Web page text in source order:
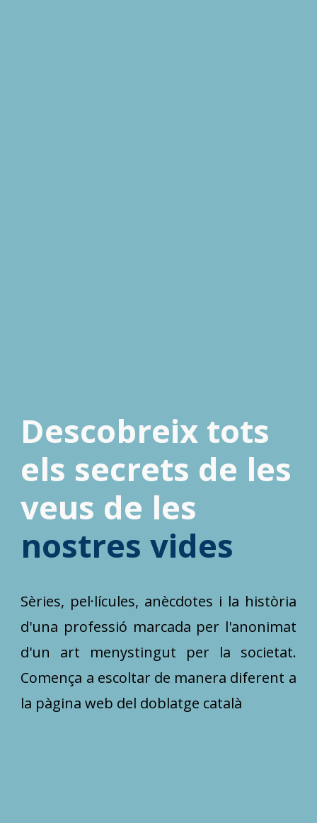
Descobreix tots
els secrets de les
veus de les
nostres vides
Sèries, pel·lícules, anècdotes i la història
d'una professió marcada per l'anonimat
d'un art menystingut per la societat.
Comença a escoltar de manera diferent a
la pàgina web del doblatge català